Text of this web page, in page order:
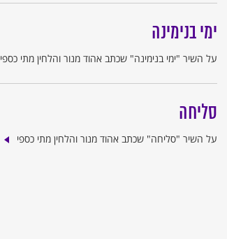
ימי בנימינה
על השיר "ימי בנימינה" שכתב אהוד מנור והלחין מתי כספי
סליחה
על השיר "סליחה" שכתב אהוד מנור והלחין מתי כספי